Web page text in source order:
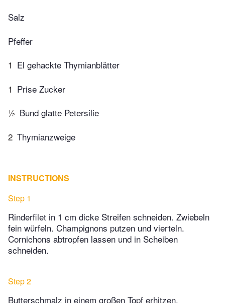
Salz
Pfeffer
1 El gehackte Thymianblätter
1 Prise Zucker
½ Bund glatte Petersilie
2 Thymianzweige
INSTRUCTIONS
Step 1
Rinderfilet in 1 cm dicke Streifen schneiden. Zwiebeln
fein würfeln. Champignons putzen und vierteln.
Cornichons abtropfen lassen und in Scheiben
schneiden.
Step 2
Butterschmalz in einem großen Topf erhitzen.